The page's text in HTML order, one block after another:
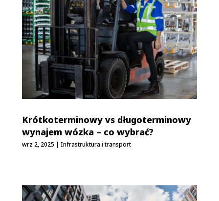
Krótkoterminowy vs długoterminowy
wynajem wózka – co wybrać?
wrz 2, 2025 | Infrastruktura i transport